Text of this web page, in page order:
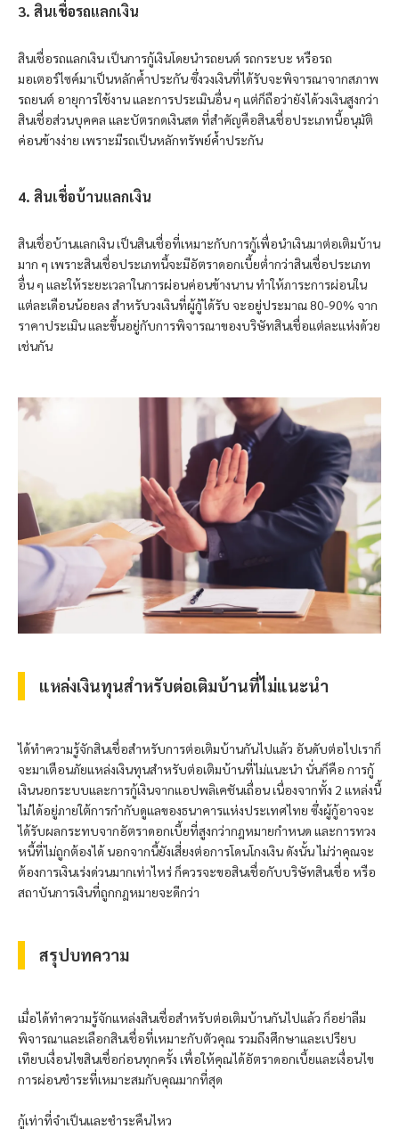
3. สินเชื่อรถแลกเงิน
สินเชื่อรถแลกเงิน เป็นการกู้เงินโดยนำรถยนต์ รถกระบะ หรือรถ
มอเตอร์ไซค์มาเป็นหลักค้ำประกัน ซึ่งวงเงินที่ได้รับจะพิจารณาจากสภาพ
รถยนต์ อายุการใช้งาน และการประเมินอื่น ๆ แต่ก็ถือว่ายังได้วงเงินสูงกว่า
สินเชื่อส่วนบุคคล และบัตรกดเงินสด ที่สำคัญคือสินเชื่อประเภทนี้อนุมัติ
ค่อนข้างง่าย เพราะมีรถเป็นหลักทรัพย์ค้ำประกัน
4. สินเชื่อบ้านแลกเงิน
สินเชื่อบ้านแลกเงิน เป็นสินเชื่อที่เหมาะกับการกู้เพื่อนำเงินมาต่อเติมบ้าน
มาก ๆ เพราะสินเชื่อประเภทนี้จะมีอัตราดอกเบี้ยต่ำกว่าสินเชื่อประเภท
อื่น ๆ และให้ระยะเวลาในการผ่อนค่อนข้างนาน ทำให้ภาระการผ่อนใน
แต่ละเดือนน้อยลง สำหรับวงเงินที่ผู้กู้ได้รับ จะอยู่ประมาณ 80-90% จาก
ราคาประเมิน และขึ้นอยู่กับการพิจารณาของบริษัทสินเชื่อแต่ละแห่งด้วย
เช่นกัน
แหล่งเงินทุนสำหรับต่อเติมบ้านที่ไม่แนะนำ
ได้ทำความรู้จักสินเชื่อสำหรับการต่อเติมบ้านกันไปแล้ว อันดับต่อไปเราก็
จะมาเตือนภัยแหล่งเงินทุนสำหรับต่อเติมบ้านที่ไม่แนะนำ นั่นก็คือ การกู้
เงินนอกระบบและการกู้เงินจากแอปพลิเคชันเถื่อน เนื่องจากทั้ง 2 แหล่งนี้
ไม่ได้อยู่ภายใต้การกำกับดูแลของธนาคารแห่งประเทศไทย ซึ่งผู้กู้อาจจะ
ได้รับผลกระทบจากอัตราดอกเบี้ยที่สูงกว่ากฎหมายกำหนด และการทวง
หนี้ที่ไม่ถูกต้องได้ นอกจากนี้ยังเสี่ยงต่อการโดนโกงเงิน ดังนั้น ไม่ว่าคุณจะ
ต้องการเงินเร่งด่วนมากเท่าไหร่ ก็ควรจะขอสินเชื่อกับบริษัทสินเชื่อ หรือ
สถาบันการเงินที่ถูกกฎหมายจะดีกว่า
สรุปบทความ
เมื่อได้ทำความรู้จักแหล่งสินเชื่อสำหรับต่อเติมบ้านกันไปแล้ว ก็อย่าลืม
พิจารณาและเลือกสินเชื่อที่เหมาะกับตัวคุณ รวมถึงศึกษาและเปรียบ
เทียบเงื่อนไขสินเชื่อก่อนทุกครั้ง เพื่อให้คุณได้อัตราดอกเบี้ยและเงื่อนไข
การผ่อนชำระที่เหมาะสมกับคุณมากที่สุด
กู้เท่าที่จำเป็นและชำระคืนไหว